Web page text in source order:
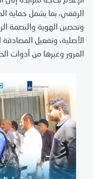
الرقمي، بما يشمل حماية
وتحصين الهوية والبصمة
الأصلية، وتفعيل المصادقة
المرور وغيرها من أدوات